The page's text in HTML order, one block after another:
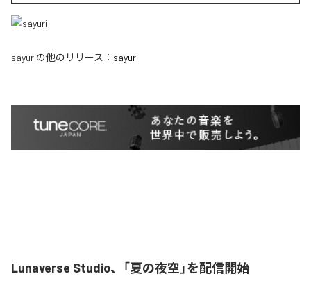
sayuriの他のリリース： sayuri
Lunaverse Studio、「夏の夜空」を配信開始